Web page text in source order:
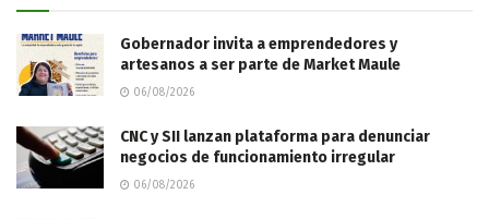
Gobernador invita a emprendedores y
artesanos a ser parte de Market Maule
06/08/2026
CNC y SII lanzan plataforma para denunciar
negocios de funcionamiento irregular
06/08/2026